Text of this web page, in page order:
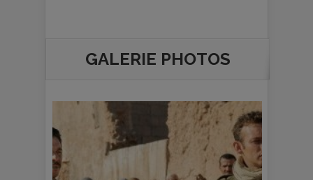
GALERIE PHOTOS